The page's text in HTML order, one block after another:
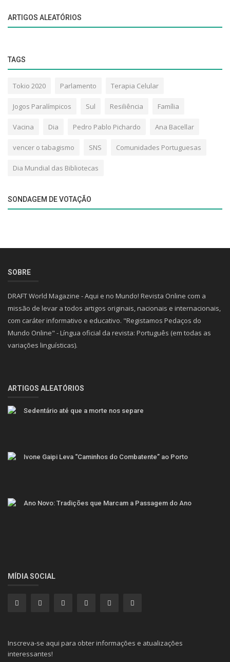
ARTIGOS ALEATÓRIOS
TAGS
Tokio 2020 Parlamento Terapia Celular
Jogos Paralímpicos Sul Resiliência Família
Vacina Dia Pedro Pablo Pichardo Ana Bacellar
vencer o tabagismo SNS Comunidades Portuguesas
Dia Mundial das Bibliotecas
SONDAGEM DE VOTAÇÃO
SOBRE
DRAFT World Magazine - Aqui e no Mundo! Revista Online com a
missão de levar a todos artigos originais, nacionais e internacionais,
com caráter informativo e educativo. "Registamos Pedaços do
Mundo Online" - Língua oficial da revista: Português (em todas as
variações linguísticas).
ARTIGOS ALEATÓRIOS
Sedentário até que a morte nos separe
Ivone Gaipi Leva “Caminhos do Combatente” ao Porto
Ano Novo: Tradições que Marcam a Passagem do Ano
MÍDIA SOCIAL
Inscreva-se aqui para obter informações e atualizações
interessantes!